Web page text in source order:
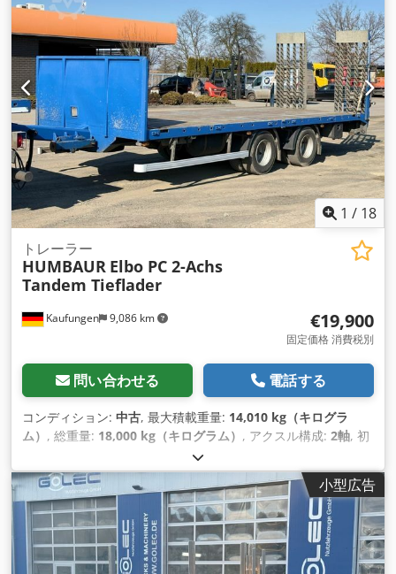
1 / 18
Kaufungen 9,086 km
トレーラー
HUMBAUR Elbo PC 2-Achs
Tandem Tieflader
€19,900
固定価格 消費税別
問い合わせる 電話する
コンディション: 中古, 最大積載重量: 14,010 kg（キログラ
ム） , 総重量: 18,000 kg（キログラム） , アクスル構成: 2軸, 初
, 次回検査（TÜV）:
備:ABS（アンチロック・ブレーキ・システム）,
小型広告